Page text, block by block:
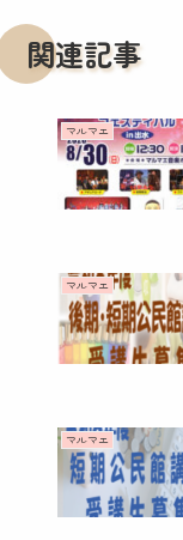
関連記事
マルマエ
マルマエ
マルマエ